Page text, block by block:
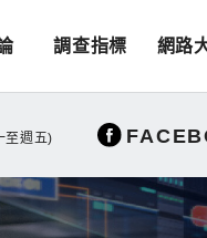
調查指標 網路
至週五)